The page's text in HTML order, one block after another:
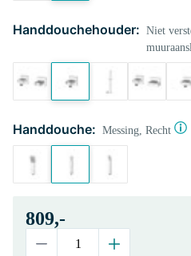
Handdouchehouder: Niet
Handdouche: Messing, Recht
809,-